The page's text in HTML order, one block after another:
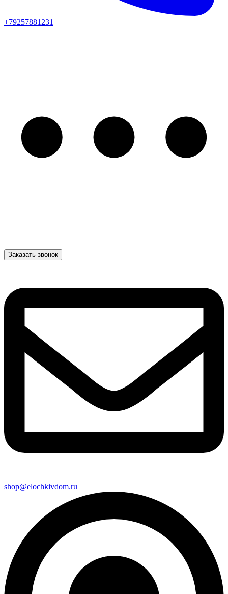
+79257881231
Заказать звонок
shop@elochkivdom.ru